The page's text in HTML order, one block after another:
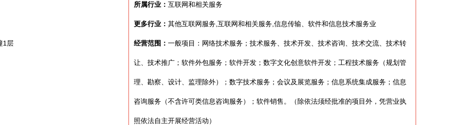
1层
所属行业： 互联网和相关服务
更多行业： 其他互联网服务,互联网和相关服务,信息传输、软件和信息技术服务业
经营范围： 一般项目：网络技术服务；技术服务、技术开发、技术咨询、技术交流、技术转
让、技术推广；软件外包服务；软件开发；数字文化创意软件开发；工程技术服务（规划管
理、勘察、设计、监理除外）；数字技术服务；会议及展览服务；信息系统集成服务；信息
咨询服务（不含许可类信息咨询服务）；软件销售。（除依法须经批准的项目外，凭营业执
照依法自主开展经营活动）